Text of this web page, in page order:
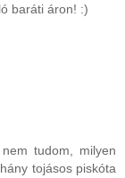
baráti áron! :)
tudom, milyen
tojásos piskóta